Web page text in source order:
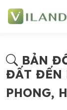
BẢN
ĐẤT ĐẾN
PHONG,